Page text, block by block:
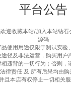
平台公告
迎收藏本站/加入本站钻
源码
使用用途仅限于测试实验
途径及非法运营，购买用户
相违背的一切行为；否则，
律责任 及 所有后果均由
且本店有权停止一切相关